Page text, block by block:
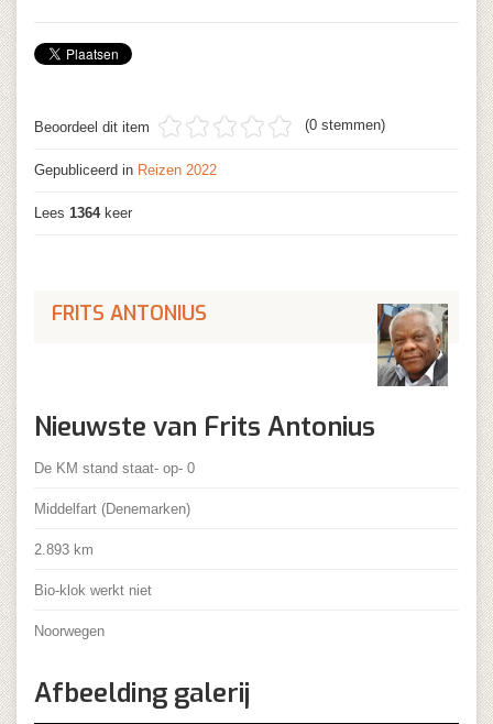
Beoordeel dit item (0 stemmen)
Gepubliceerd in Reizen 2022
Lees 1364keer
FRITS ANTONIUS
Nieuwste van Frits Antonius
De KM stand staat- op- 0
Middelfart (Denemarken)
2.893 km
Bio-klok werkt niet
Noorwegen
Afbeelding galerij